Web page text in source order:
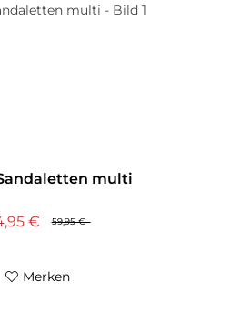
multi
59,95 €
€
Merken